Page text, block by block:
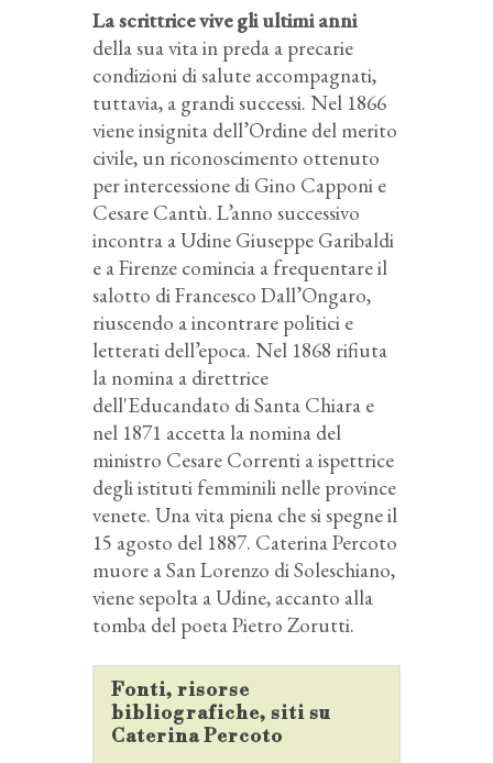
La scrittrice vive gli ultimi anni
della sua vita in preda a precarie
condizioni di salute accompagnati,
tuttavia, a grandi successi. Nel 1866
viene insignita dell’Ordine del merito
civile, un riconoscimento ottenuto
per intercessione di Gino Capponi e
Cesare Cantù. L’anno successivo
incontra a Udine Giuseppe Garibaldi
e a Firenze comincia a frequentare il
salotto di Francesco Dall’Ongaro,
riuscendo a incontrare politici e
letterati dell’epoca. Nel 1868 rifiuta
la nomina a direttrice
dell'Educandato di Santa Chiara e
nel 1871 accetta la nomina del
ministro Cesare Correnti a ispettrice
degli istituti femminili nelle province
venete. Una vita piena che si spegne il
15 agosto del 1887. Caterina Percoto
muore a San Lorenzo di Soleschiano,
viene sepolta a Udine, accanto alla
tomba del poeta Pietro Zorutti.
Fonti, risorse
bibliografiche, siti su
Caterina Percoto